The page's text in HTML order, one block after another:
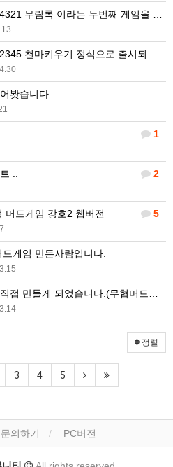
봣습니다.
1
2
..
5
머드게임 강호2 웹버전
게임 만든사람입니다.
정렬
3 4 5
문의하기 PC버전